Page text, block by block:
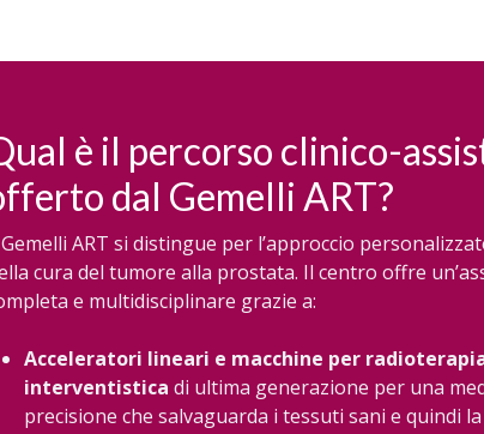
è il percorso clinico-
dal Gemelli ART?
ART si distingue per l’approccio
cura del tumore alla prostata. Il centro offre
e multidisciplinare grazie a:
Acceleratori lineari e macchine per
interventistica di ultima generazione per una
precisione che salvaguarda i tessuti sani e quindi